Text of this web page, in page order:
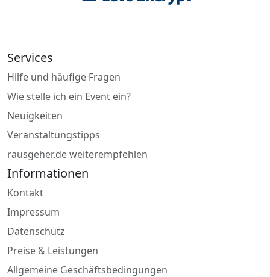
Services
Hilfe und häufige Fragen
Wie stelle ich ein Event ein?
Neuigkeiten
Veranstaltungstipps
rausgeher.de weiterempfehlen
Informationen
Kontakt
Impressum
Datenschutz
Preise & Leistungen
Allgemeine Geschäftsbedingungen